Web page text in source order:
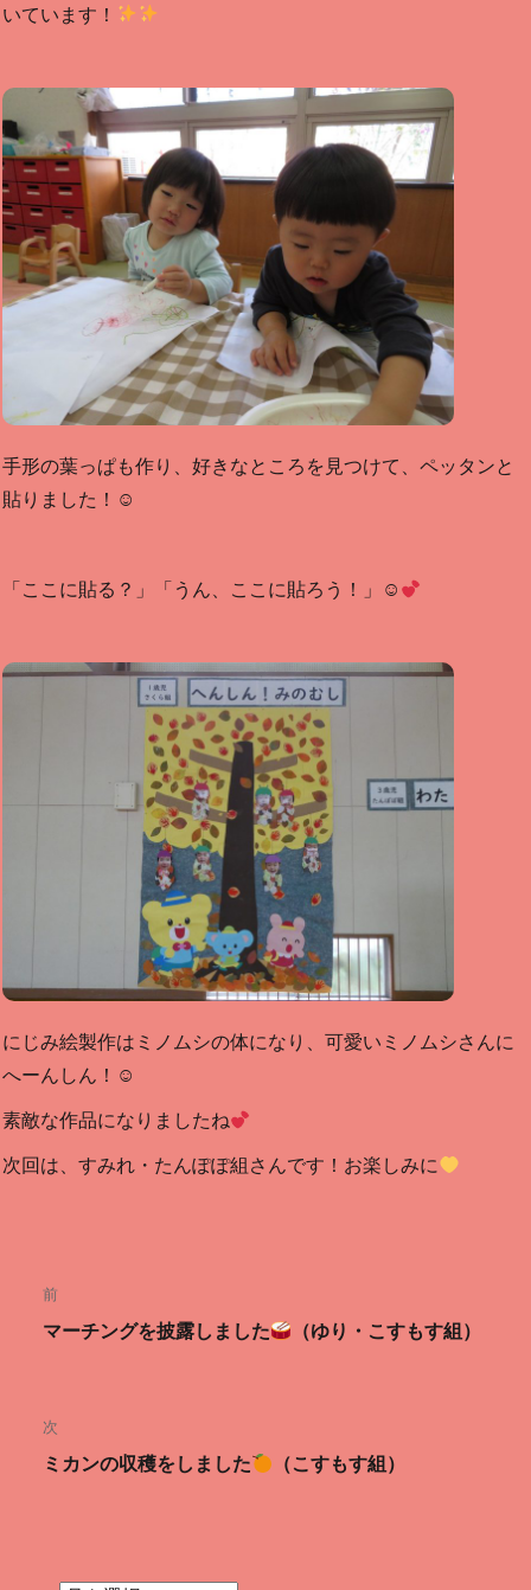
いています！
手形の葉っぱも作り、好きなところを見つけて、ペッタンと
貼りました！☺
「ここに貼る？」「うん、ここに貼ろう！」☺
にじみ絵製作はミノムシの体になり、可愛いミノムシさんに
へーんしん！☺
素敵な作品になりましたね
次回は、すみれ・たんぽぽ組さんです！お楽しみに
稿
ゲ
前
前
稿:
マーチングを披露しました （ゆり・こすもす組）
次
次
ミカンの収穫をしました （こすもす組）